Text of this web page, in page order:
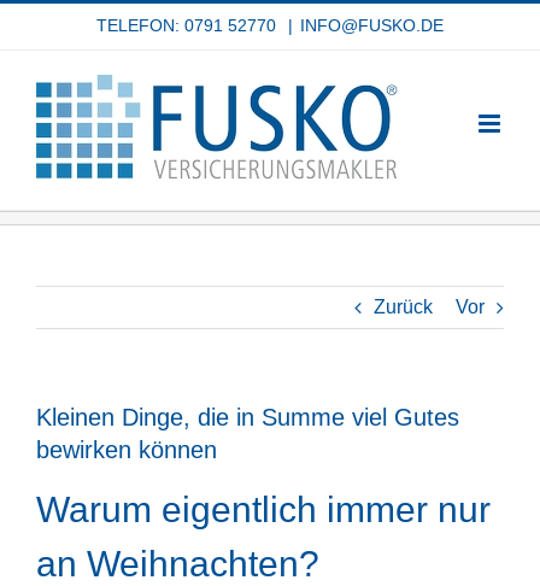
TELEFON: 0791 52770 | INFO@FUSKO.DE
Zurück Vor
Kleinen Dinge, die in Summe viel Gutes
bewirken können
Warum eigentlich immer nur
an Weihnachten?